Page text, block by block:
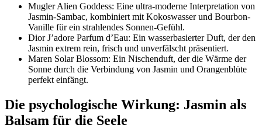
Mugler Alien Goddess: Eine ultra-moderne Interpretation von
Jasmin-Sambac, kombiniert mit Kokoswasser und Bourbon-
Vanille für ein strahlendes Sonnen-Gefühl.
Dior J’adore Parfum d’Eau: Ein wasserbasierter Duft, der den
Jasmin extrem rein, frisch und unverfälscht präsentiert.
Maren Solar Blossom: Ein Nischenduft, der die Wärme der
Sonne durch die Verbindung von Jasmin und Orangenblüte
perfekt einfängt.
Die psychologische Wirkung: Jasmin als
Balsam für die Seele